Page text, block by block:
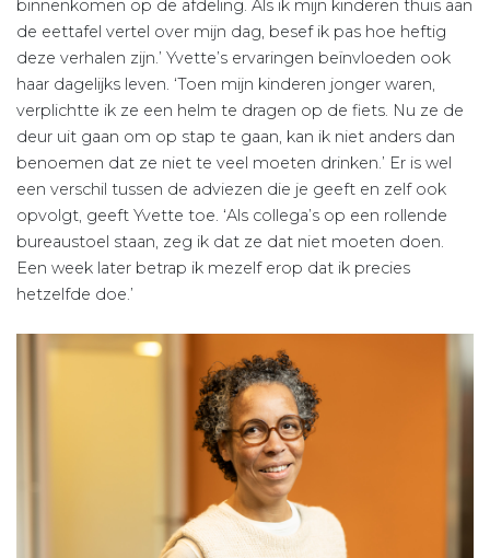
binnenkomen op de afdeling. Als ik mijn kinderen thuis aan
de eettafel vertel over mijn dag, besef ik pas hoe heftig
deze verhalen zijn.’ Yvette’s ervaringen beïnvloeden ook
haar dagelijks leven. ‘Toen mijn kinderen jonger waren,
verplichtte ik ze een helm te dragen op de fiets. Nu ze de
deur uit gaan om op stap te gaan, kan ik niet anders dan
benoemen dat ze niet te veel moeten drinken.’ Er is wel
een verschil tussen de adviezen die je geeft en zelf ook
opvolgt, geeft Yvette toe. ‘Als collega’s op een rollende
bureaustoel staan, zeg ik dat ze dat niet moeten doen.
Een week later betrap ik mezelf erop dat ik precies
hetzelfde doe.’